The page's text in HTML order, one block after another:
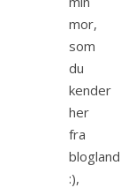
mor,
som
du
kender
her
fra
blogland
:),